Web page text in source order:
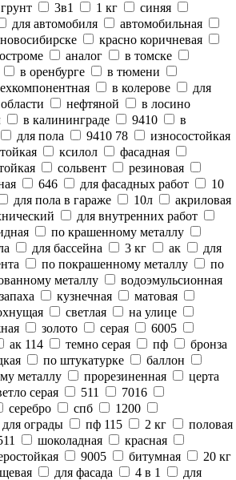
грунт 3в1 1 кг
синяя
для автомобиля
автомобильная
красно коричневая
аналог
в томске
в оренбурге
в тюмени
в колерове
для
нефтяной
в лосино
в калининграде 9410
в
для пола 9410 78
износостойкая
ксилол
фасадная
сольвент
резиновая
646 для фасадных работ
10
для пола в гараже 10л
акриловая
для внутренних работ
по крашенному металлу
для бассейна 3 кг ак
для
по покрашенному металлу
по
металлу
водоэмульсионная
кузнечная
матовая
светлая
на улице
золото серая
6005
ак 114 темно серая пф
бронза
по штукатурке
баллон
металлу прорезиненная
церта
серая 511
7016
серебро спб
1200
для ограды пф 115 2 кг
половая
шоколадная
красная
9005 битумная
20 кг
для фасада 4 в 1
для